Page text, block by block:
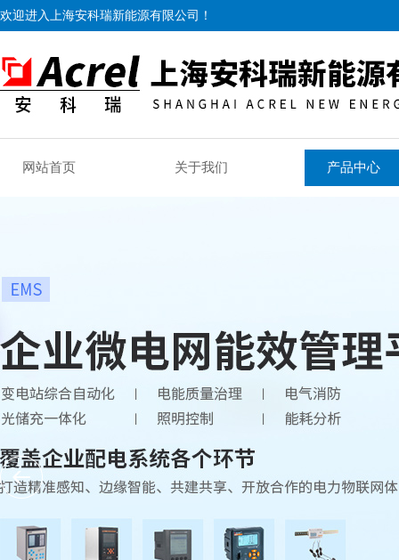
欢迎进入上海安科瑞新能源有限公司！
网站首页 关于我们 产品中心